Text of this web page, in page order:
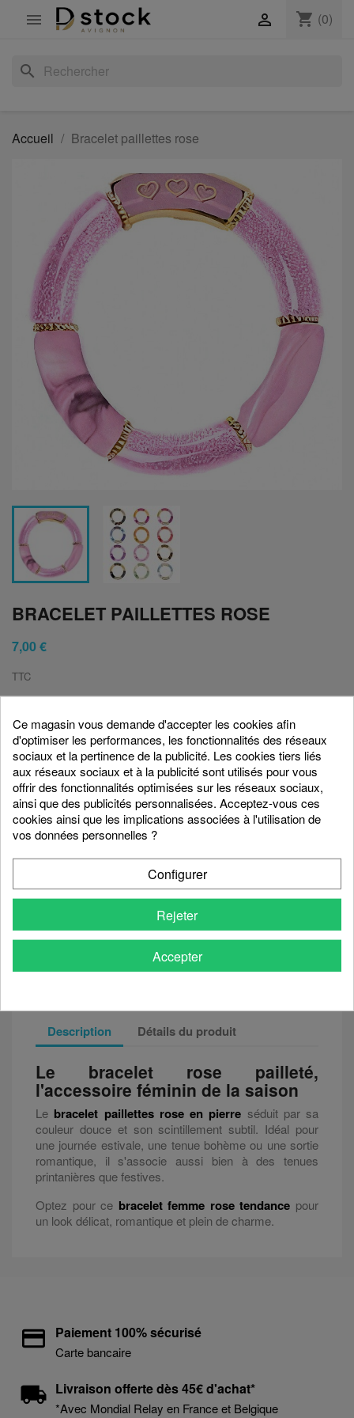
 shopping_cart (0)

search
Accueil Bracelet paillettes rose
BRACELET PAILLETTES ROSE
7,00 €
TTC
Bracelet paillettes rose
Affirmez votre style avec notrebracelet paillettes rose pour
femme. Sa teinte douce et ses reflets nacrés en font un bijou
fantaisie féminin et tendance, conçu pour accompagner vos
looks du quotidien.
Léger et poétique, cebracelet rose paillettes femmeen pierre
naturelle apporte une note romantique et délicate à chaque
tenue.
 AJOUTER AU PANIER favorite_border
Description Détails du produit
Le bracelet rose pailleté,
l'accessoire féminin de la saison
Le bracelet paillettes rose en pierre séduit par sa
couleur douce et son scintillement subtil. Idéal pour
une journée estivale, une tenue bohème ou une sortie
romantique, il s'associe aussi bien à des tenues
printanières que festives.
Optez pour ce bracelet femme rose tendance pour
un look délicat, romantique et plein de charme.
Paiement 100% sécurisé
Carte bancaire
Livraison offerte dès 45€ d'achat*
*Avec Mondial Relay en France et Belgique
Ce magasin vous demande d'accepter les cookies afin
d'optimiser les performances, les fonctionnalités des réseaux
sociaux et la pertinence de la publicité. Les cookies tiers liés
aux réseaux sociaux et à la publicité sont utilisés pour vous
offrir des fonctionnalités optimisées sur les réseaux sociaux,
ainsi que des publicités personnalisées. Acceptez-vous ces
cookies ainsi que les implications associées à l'utilisation de
vos données personnelles ?
Configurer
Rejeter
Accepter